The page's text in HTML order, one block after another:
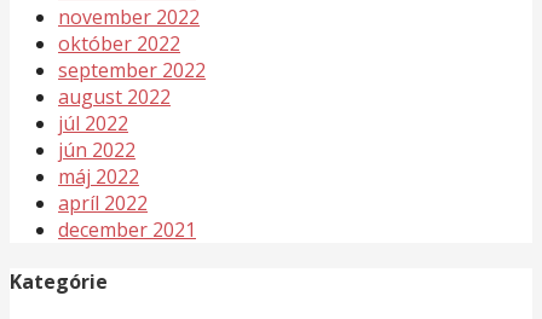
november 2022
október 2022
september 2022
august 2022
júl 2022
jún 2022
máj 2022
apríl 2022
december 2021
Kategórie